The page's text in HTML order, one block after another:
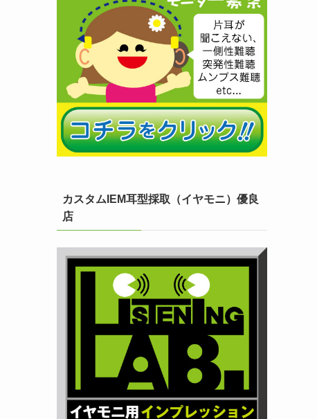
カスタムIEM耳型採取（イヤモニ）優良
店